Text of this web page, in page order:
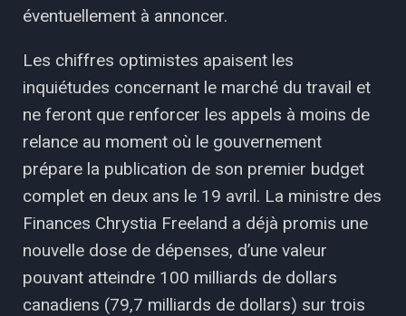
éventuellement à annoncer.
Les chiffres optimistes apaisent les
inquiétudes concernant le marché du travail et
ne feront que renforcer les appels à moins de
relance au moment où le gouvernement
prépare la publication de son premier budget
complet en deux ans le 19 avril. La ministre des
Finances Chrystia Freeland a déjà promis une
nouvelle dose de dépenses, d’une valeur
pouvant atteindre 100 milliards de dollars
canadiens (79,7 milliards de dollars) sur trois